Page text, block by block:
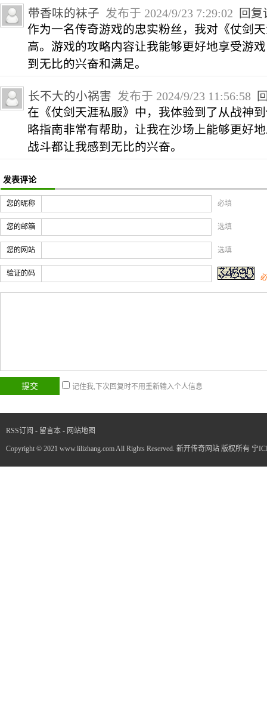
带香味的袜子 发布于 2024/9/23 7:29:02
回复
作为一名传奇游戏的忠实粉丝，我对《仗剑
高。游戏的攻略内容让我能够更好地享受游
到无比的兴奋和满足。
长不大的小祸害 发布于 2024/9/23 11:56:58
在《仗剑天涯私服》中，我体验到了从战神
略指南非常有帮助，让我在沙场上能够更好
战斗都让我感到无比的兴奋。
发表评论
您的昵称 必填
您的邮箱 选填
您的网站 选填
验证的码
记住我,下次回复时不用重新输入个人信息
RSS订阅 - 留言本 - 网站地图
Copyright © 2021 www.lilizhang.com All Rights Reserved. 新开传奇网站 版权所有 宁